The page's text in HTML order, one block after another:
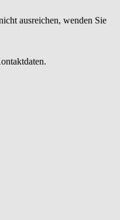
ausreichen, wenden Sie